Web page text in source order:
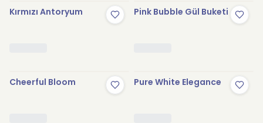
Kırmızı Antoryum Pink Bubble Gül Buketi
Cheerful Bloom Pure White Elegance